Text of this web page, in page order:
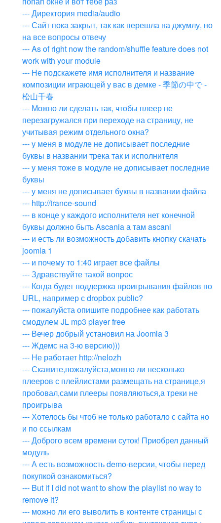
--- Директория media/audio
--- Сайт пока закрыт, так как перешла на джумлу, но
на все вопросы отвечу
--- As of right now the random/shuffle feature does not
work with your module
--- Не подскажете имя исполнителя и название
композиции играющей у вас в демке - 季節の中で -
松山千春
--- Можно ли сделать так, чтобы плеер не
перезагружался при переходе на страницу, не
учитывая режим отдельного окна?
--- у меня в модуле не дописывает последние
буквы в названии трека так и исполнителя
--- у меня тоже в модуле не дописывает последние
буквы
--- у меня не дописывает буквы в названии файла
--- http://trance-sound
--- в конце у каждого исполнителя нет конечной
буквы должно быть Ascania а там ascani
--- и есть ли возможность добавить кнопку скачать
joomla 1
--- и почему то 1:40 играет все файлы
--- Здравствуйте такой вопрос
--- Когда будет поддержка проигрывания файлов по
URL, например с dropbox public?
--- пожалуйста опишите подробнее как работать
смодулем JL mp3 player free
--- Вечер добрый установил на Joomla 3
--- Ждемс на 3-ю версию)))
--- Не работает http://nelozh
--- Скажите,пожалуйста,можно ли несколько
плееров с плейлистами размещать на странице,я
пробовал,сами плееры появляються,а треки не
проигрыва
--- Хотелось бы чтоб не только работало с сайта но
и по ссылкам
--- Доброго всем времени суток! Приобрел данный
модуль
--- А есть возможность demo-версии, чтобы перед
покупкой ознакомиться?
--- But if I did not want to show the playlist no way to
remove it?
--- можно ли его выволить в контенте страницы с